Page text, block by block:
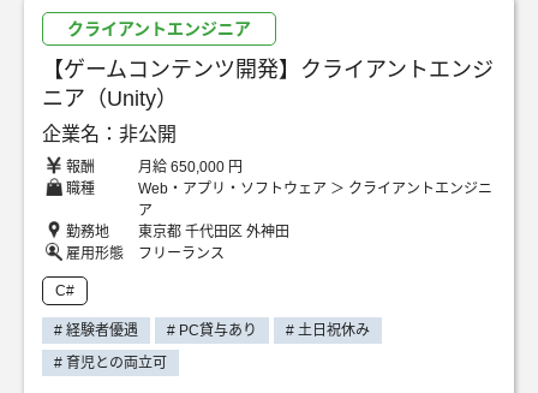
クライアントエンジニア
【ゲームコンテンツ開発】クライアントエンジ
ニア（Unity）
企業名：非公開
報酬
月給 650,000 円
職種
Web・アプリ・ソフトウェア ＞ クライアントエンジニ
ア
勤務地
東京都 千代田区 外神田
雇用形態
フリーランス
C#
# 経験者優遇 # PC貸与あり
# 土日祝休み
# 育児との両立可